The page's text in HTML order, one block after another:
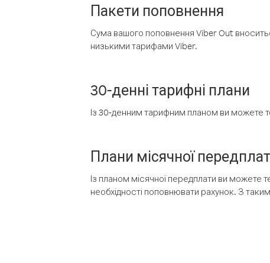
Пакети поповнення
Сума вашого поповнення Viber Out
низькими тарифами Viber.
30-денні тарифні плани
Із 30-денним тарифним планом ви можете
Плани місячної
Із планом місячної передплати ви можете
необхідності поповнювати рахунок. З